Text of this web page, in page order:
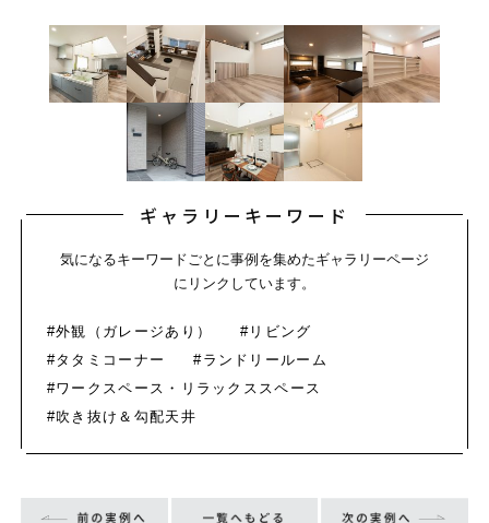
ギャラリーキーワード
気になるキーワードごとに事例を集めたギャラリーページ
にリンクしています。
#外観（ガレージあり）
#リビング
#タタミコーナー
#ランドリールーム
#ワークスペース・リラックススペース
#吹き抜け＆勾配天井